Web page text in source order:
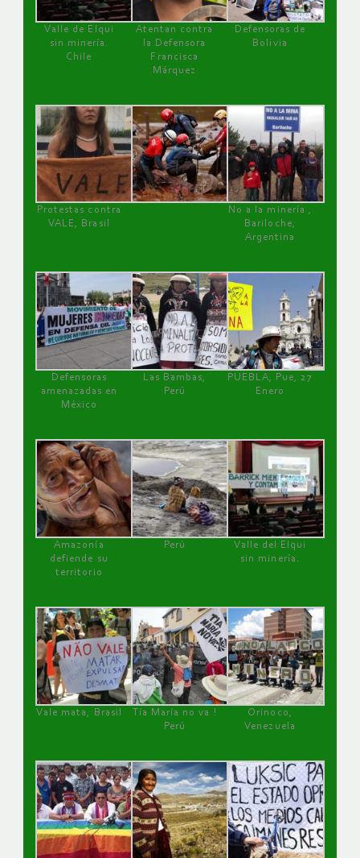
Valle de Elqui
sin minería.
Chile
Atentan contra
la Defensora
Francisca
Márquez
Defensoras de
Bolivia
Protestas contra
VALE, Brasil
No a la minería ,
Bariloche,
Argentina
Defensoras
amenazadas en
México
Las Bambas,
Perú
PUEBLA, Pue, 27
Enero
Amazonía
defiende su
territorio
Perú
Valle del Elqui
sin minería.
Vale mata, Brasil
Tía María no va !
Perú
Orinoco,
Venezuela